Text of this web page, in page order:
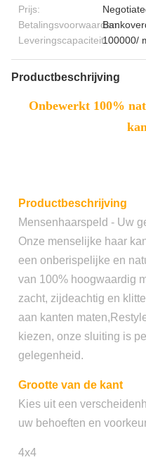
Prijs:
Betalingsvoorwaarden:
Leveringscapaciteit:100000/
Productbeschrijving
Onbewerkt 100%
Productbeschrijving
Mensenhaarspeld - Uw
Onze menselijke haar
een onberispelijke en
van 100% hoogwaardig
zacht, zijdeachtig en
aan kanten
kiezen, onze sluiting is
gelegenheid.
Grootte van de kant
Kies uit een
uw behoeften en
4x4